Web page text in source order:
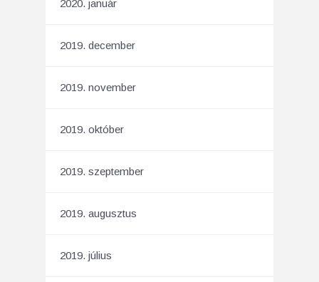
2020. január
2019. december
2019. november
2019. október
2019. szeptember
2019. augusztus
2019. július